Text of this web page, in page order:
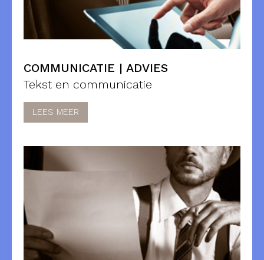
COMMUNICATIE | ADVIES
Tekst en communicatie
LEES MEER